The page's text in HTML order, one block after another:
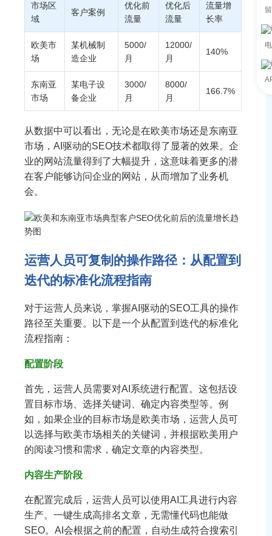
市场区
域
客户案例
优化前
流量
优化后
流量
流量增
长率
欧美市
场
某机械制
造企业
5000/
月
12000/
月
140%
东南亚
市场
某电子设
备企业
3000/
月
8000/
月
166.7%
从数据中可以看出，无论是在欧美市场还是东南亚
市场，AI驱动的SEO技术都取得了显著的效果。企
业的网站流量得到了大幅提升，这意味着更多的潜
在客户能够访问企业的网站，从而增加了业务机
会。
运营人员可复制的操作路径：从配置到
迭代的标准化流程指南
对于运营人员来说，掌握AI驱动的SEO工具的操作
路径至关重要。以下是一个从配置到迭代的标准化
流程指南：
配置阶段
首先，运营人员需要对AI系统进行配置。这包括设
置目标市场、选择关键词、确定内容类型等。例
如，如果企业的目标市场是欧美市场，运营人员可
以选择与欧美市场相关的关键词，并根据欧美用户
的阅读习惯和需求，确定文章的内容类型。
内容生产阶段
在配置完成后，运营人员可以使用AI工具进行内容
生产。一键生成高排名文章，无需懂代码也能做
SEO。AI会根据之前的配置，自动生成符合搜索引